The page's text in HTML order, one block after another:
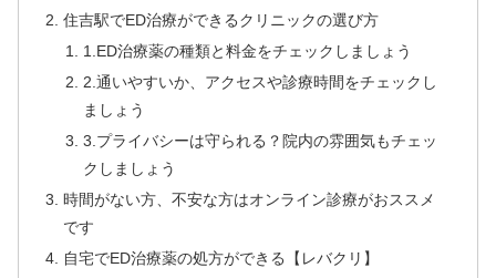
住吉駅でED治療ができるクリニックの選び方
1.ED治療薬の種類と料金をチェックしましょう
2.通いやすいか、アクセスや診療時間をチェックし
ましょう
3.プライバシーは守られる？院内の雰囲気もチェッ
クしましょう
時間がない方、不安な方はオンライン診療がおススメ
です
自宅でED治療薬の処方ができる【レバクリ】